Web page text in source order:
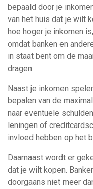
bepaald door je
van het huis dat je wilt
hoe hoger je inkomen
omdat banken en
in staat bent om de
dragen.
Naast je inkomen
bepalen van de
naar eventuele
leningen of
invloed hebben op het
Daarnaast wordt er
dat je wilt kopen.
doorgaans niet meer